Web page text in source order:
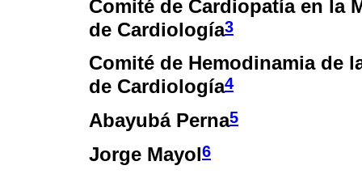
Comité de Cardiopatía en la
de Cardiología3
Comité de Hemodinamia de
de Cardiología4
Abayubá Perna5
Jorge Mayol6